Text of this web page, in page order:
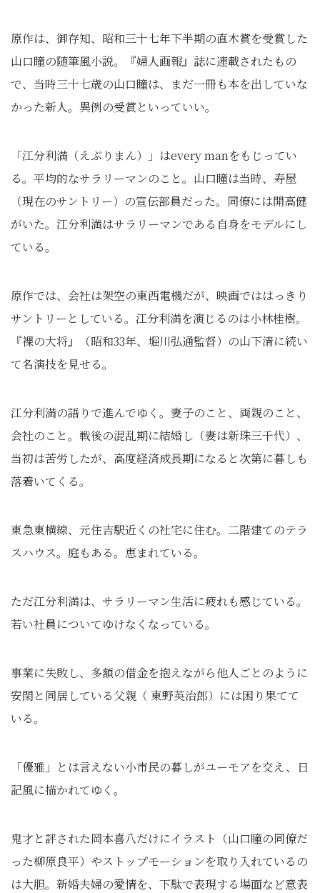
原作は、御存知、昭和三十七年下半期の直木賞を受賞した
山口瞳の随筆風小説。『婦人画報』誌に連載されたもの
で、当時三十七歳の山口瞳は、まだ一冊も本を出していな
かった新人。異例の受賞といっていい。
「江分利満（えぶりまん）」はevery manをもじってい
る。平均的なサラリーマンのこと。山口瞳は当時、寿屋
（現在のサントリー）の宣伝部員だった。同僚には開高健
がいた。江分利満はサラリーマンである自身をモデルにし
ている。
原作では、会社は架空の東西電機だが、映画でははっきり
サントリーとしている。江分利満を演じるのは小林桂樹。
『裸の大将』（昭和33年、堀川弘通監督）の山下清に続い
て名演技を見せる。
江分利満の語りで進んでゆく。妻子のこと、両親のこと、
会社のこと。戦後の混乱期に結婚し（妻は新珠三千代）、
当初は苦労したが、高度経済成長期になると次第に暮しも
落着いてくる。
東急東横線、元住吉駅近くの社宅に住む。二階建てのテラ
スハウス。庭もある。恵まれている。
ただ江分利満は、サラリーマン生活に疲れも感じている。
若い社員についてゆけなくなっている。
事業に失敗し、多額の借金を抱えながら他人ごとのように
安閑と同居している父親（ 東野英治郎）には困り果てて
いる。
「優雅」とは言えない小市民の暮しがユーモアを交え、日
記風に描かれてゆく。
鬼才と評された岡本喜八だけにイラスト（山口瞳の同僚だ
った柳原良平）やストップモーションを取り入れているの
は大胆。新婚夫婦の愛情を、下駄で表現する場面など意表